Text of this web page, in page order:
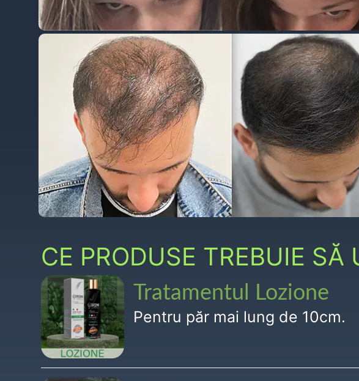
CE PRODUSE TREBUIE SĂ
Tratamentul Lozione
Pentru păr mai lung de 10cm.